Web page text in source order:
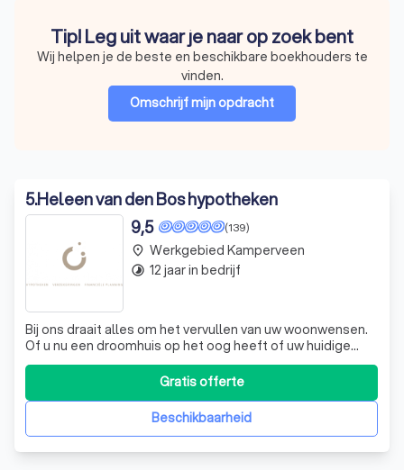
Tip! Leg uit waar je naar op zoek bent
Wij helpen je de beste en beschikbare boekhouders te
vinden.
Omschrijf mijn opdracht
5.Heleen van den Bos hypotheken
(139)
9,5
Bij ons draait alles om het vervullen van uw woonwensen.
Of u nu een droomhuis op het oog heeft of uw huidige
hypotheek wilt herzien, wij staan voor u klaar met
deskundig advies in begrijpelijke taal. Ons team,
bestaande uit Heleen, Manuel en Jacoline, heeft een
passie voor hypotheken en financiële
Beschikbaarheid
Gratis offerte
place Werkgebied Kamperveen
timelapse 12 jaar in bedrijf